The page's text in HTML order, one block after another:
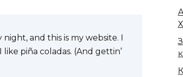
and this is my website. I
piña coladas. (And gettin’